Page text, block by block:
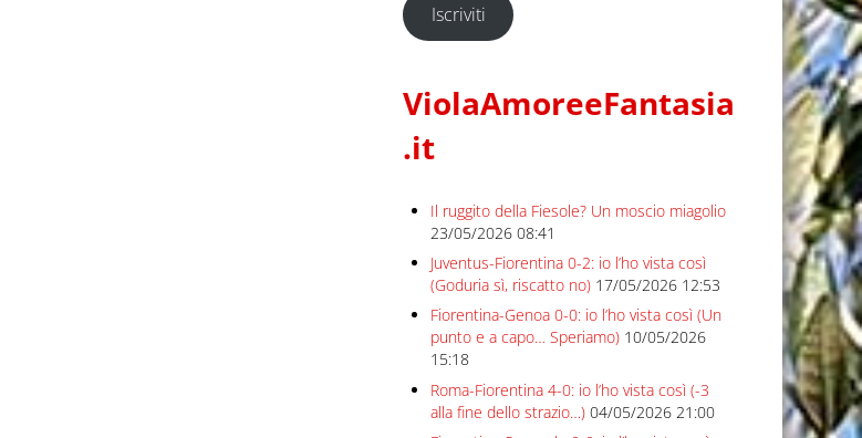
Iscriviti
ViolaAmoreeFantasia
.it
Il ruggito della Fiesole? Un moscio miagolio
23/05/2026 08:41
Juventus-Fiorentina 0-2: io l’ho vista così
(Goduria sì, riscatto no) 17/05/2026 12:53
Fiorentina-Genoa 0-0: io l’ho vista così (Un
punto e a capo… Speriamo) 10/05/2026
15:18
Roma-Fiorentina 4-0: io l’ho vista così (-3
alla fine dello strazio…) 04/05/2026 21:00